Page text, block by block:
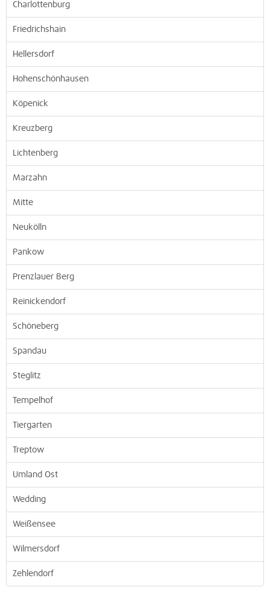
Charlottenburg
Friedrichshain
Hellersdorf
Hohenschönhausen
Köpenick
Kreuzberg
Lichtenberg
Marzahn
Mitte
Neukölln
Pankow
Prenzlauer Berg
Reinickendorf
Schöneberg
Spandau
Steglitz
Tempelhof
Tiergarten
Treptow
Umland Ost
Wedding
Weißensee
Wilmersdorf
Zehlendorf